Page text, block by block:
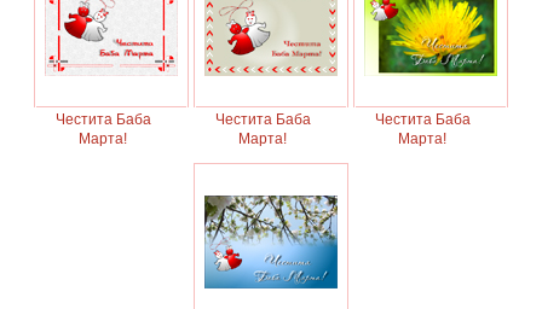
Честита Баба
Марта!
Честита Баба
Марта!
Честита Баба
Марта!